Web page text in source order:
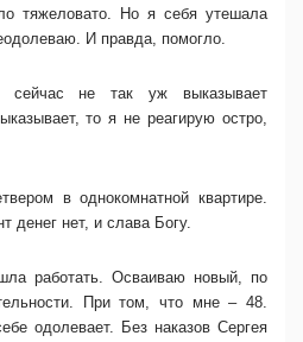
тяжеловато. Но я себя утешала
И правда, помогло.
не так уж выказывает
то я не реагирую остро,
в однокомнатной квартире.
денег нет, и слава Богу.
работать. Осваиваю новый, по
При том, что мне – 48.
одолевает. Без наказов Сергея